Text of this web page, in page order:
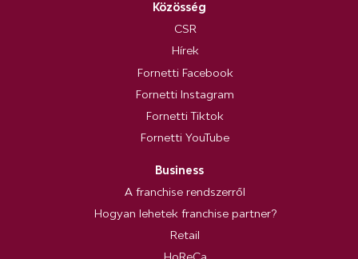
Közösség
CSR
Hírek
Fornetti Facebook
Fornetti Instagram
Fornetti Tiktok
Fornetti YouTube
Business
A franchise rendszerről
Hogyan lehetek franchise partner?
Retail